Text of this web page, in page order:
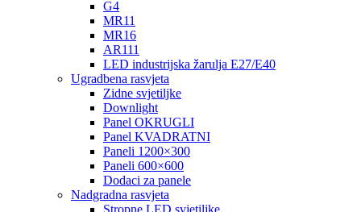
G4
MR11
MR16
AR111
LED industrijska žarulja E27/E40
Ugradbena rasvjeta
Zidne svjetiljke
Downlight
Panel OKRUGLI
Panel KVADRATNI
Paneli 1200×300
Paneli 600×600
Dodaci za panele
Nadgradna rasvjeta
Stropne LED svjetiljke